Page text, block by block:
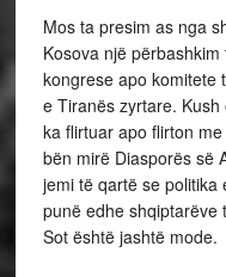
Mos ta presim as nga
Kosova një
kongrese apo
e Tiranës zyrtare.
ka flirtuar apo flirton
bën mirë Diasporës së
jemi të qartë se politika
punë edhe shqiptarëve
Sot është jashtë mode.